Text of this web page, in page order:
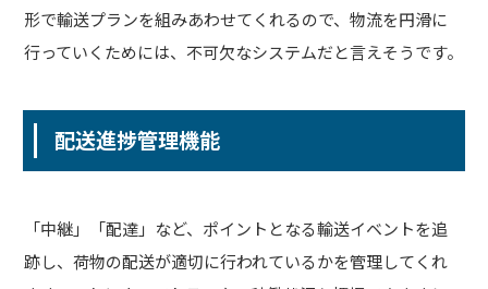
形で輸送プランを組みあわせてくれるので、物流を円滑に
行っていくためには、不可欠なシステムだと言えそうです。
配送進捗管理機能
「中継」「配達」など、ポイントとなる輸送イベントを追
跡し、荷物の配送が適切に行われているかを管理してくれ